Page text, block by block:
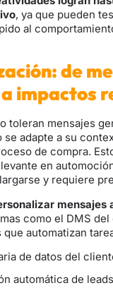
, ya que pueden
al
de
impactos
toleran mensajes
se adapte a su
de compra.
en
y requiere
mensajes
como el DMS
automatizan
de datos del
automática de